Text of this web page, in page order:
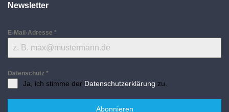
Newsletter
E-Mail-Adresse *
Datenschutz *
Ja, ich stimme der Datenschutzerklärung zu.
Abonnieren